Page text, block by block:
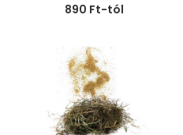
890 Ft-tól